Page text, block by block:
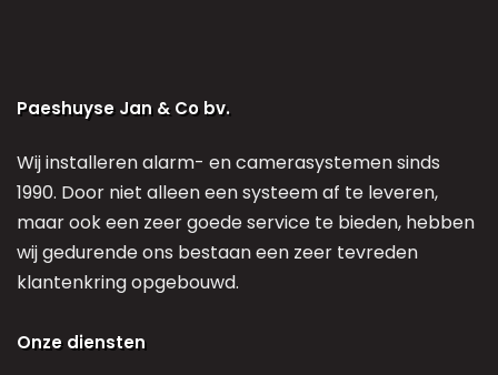
Paeshuyse Jan & Co bv.
Wij installeren alarm- en camerasystemen sinds
1990. Door niet alleen een systeem af te leveren,
maar ook een zeer goede service te bieden, hebben
wij gedurende ons bestaan een zeer tevreden
klantenkring opgebouwd.
Onze diensten